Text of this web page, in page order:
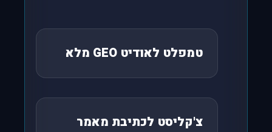
טמפלט לאודיט GEO מלא
צ'קליסט לכתיבת מאמר